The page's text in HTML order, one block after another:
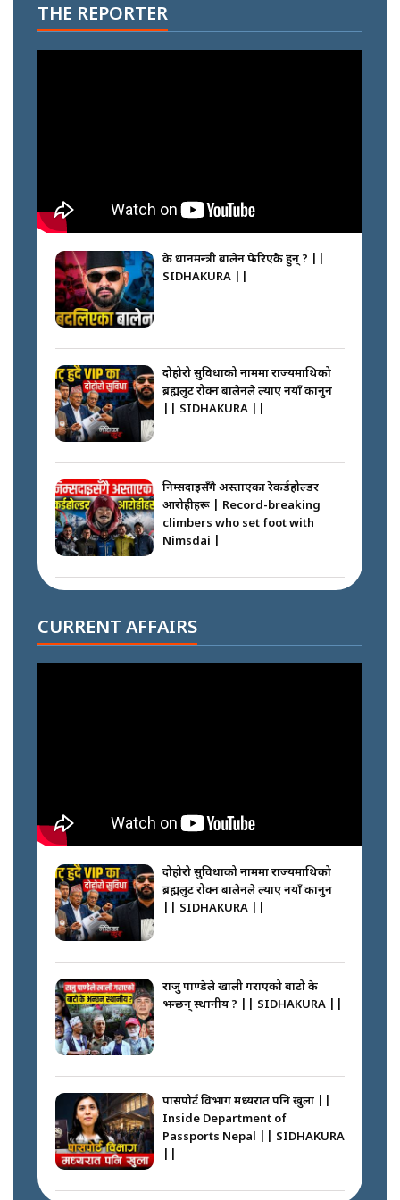
THE REPORTER
के प्रधानमन्त्री बालेन फेरिएकै हुन् ? ||
SIDHAKURA ||
दोहोरो सुविधाको नाममा राज्यमाथिको
ब्रह्मलुट रोक्न बालेनले ल्याए नयाँ कानुन
|| SIDHAKURA ||
निम्सदाइसँगै अस्ताएका रेकर्डहोल्डर
आरोहीहरू | Record-breaking
climbers who set foot with
Nimsdai |
अपराध श्रृङ्खला || SIDHAKURA ||
नेपालीलाई भरिया मात्र देख्ने दृष्टिकोण
बदलेका ‘निम्स दाई’ || SIDHAKURA
||
आगो निभाउने कि तेल थप्ने ? WHATS
HAPPENING IN MADHESH ? ||
भयो ? के के भयो ? || SUNSARI
CASE || SIDHAKURA || THE
REPORTER ||
प्रहरी ? Police repeatedly fail to
CURRENT AFFAIRS
दोहोरो सुविधाको नाममा राज्यमाथिको
ब्रह्मलुट रोक्न बालेनले ल्याए नयाँ कानुन
|| SIDHAKURA ||
राजु पाण्डेले खाली गराएको बाटो के
भन्छन् स्थानीय ? || SIDHAKURA ||
पासपोर्ट विभाग मध्यरात पनि खुला ||
Inside Department of
Passports Nepal || SIDHAKURA